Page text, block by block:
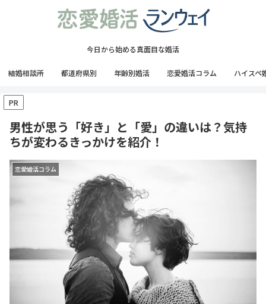
今日から始める真面目な婚活
結婚相談所 都道府県別 年齢別婚活 恋愛婚活コラム ハイスペ
PR
男性が思う「好き」と「愛」の違いは？気持
ちが変わるきっかけを紹介！
恋愛婚活コラム